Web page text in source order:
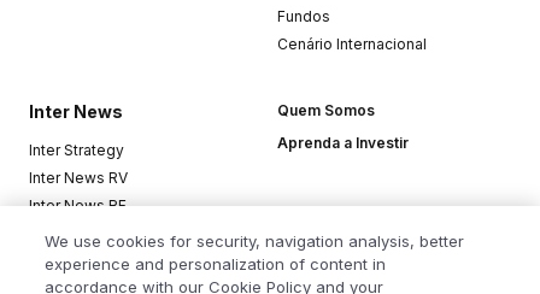
Fundos
Cenário Internacional
Inter News
Inter Strategy
Inter News RV
Inter News RF
Top Funds
Quem Somos
Aprenda a Investir
We use cookies for security, navigation analysis, better
experience and personalization of content in
accordance with our Cookie Policy and your